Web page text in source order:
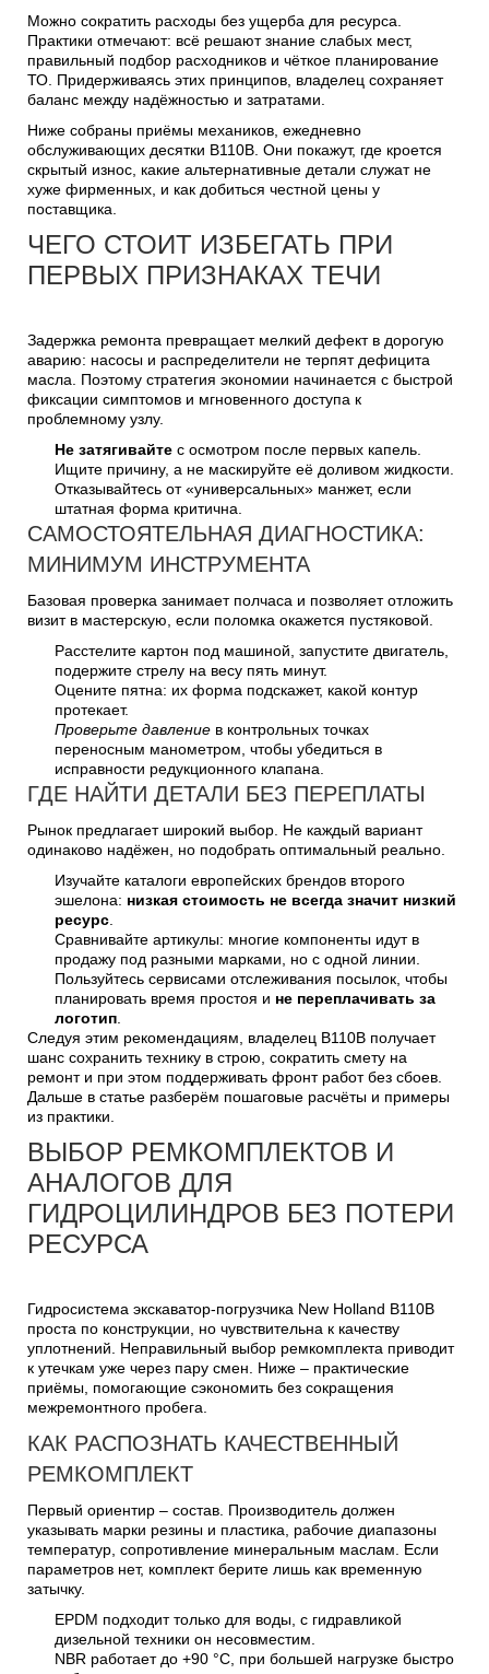
Можно сократить расходы без ущерба для ресурса.
Практики отмечают: всё решают знание слабых мест,
правильный подбор расходников и чёткое планирование
ТО. Придерживаясь этих принципов, владелец сохраняет
баланс между надёжностью и затратами.
Ниже собраны приёмы механиков, ежедневно
обслуживающих десятки B110B. Они покажут, где кроется
скрытый износ, какие альтернативные детали служат не
хуже фирменных, и как добиться честной цены у
поставщика.
ЧЕГО СТОИТ ИЗБЕГАТЬ ПРИ
ПЕРВЫХ ПРИЗНАКАХ ТЕЧИ
Задержка ремонта превращает мелкий дефект в дорогую
аварию: насосы и распределители не терпят дефицита
масла. Поэтому стратегия экономии начинается с быстрой
фиксации симптомов и мгновенного доступа к
проблемному узлу.
Не затягивайте с осмотром после первых капель.
Ищите причину, а не маскируйте её доливом жидкости.
Отказывайтесь от «универсальных» манжет, если
штатная форма критична.
САМОСТОЯТЕЛЬНАЯ ДИАГНОСТИКА:
МИНИМУМ ИНСТРУМЕНТА
Базовая проверка занимает полчаса и позволяет отложить
визит в мастерскую, если поломка окажется пустяковой.
Расстелите картон под машиной, запустите двигатель,
подержите стрелу на весу пять минут.
Оцените пятна: их форма подскажет, какой контур
протекает.
Проверьте давление в контрольных точках
переносным манометром, чтобы убедиться в
исправности редукционного клапана.
ГДЕ НАЙТИ ДЕТАЛИ БЕЗ ПЕРЕПЛАТЫ
Рынок предлагает широкий выбор. Не каждый вариант
одинаково надёжен, но подобрать оптимальный реально.
Изучайте каталоги европейских брендов второго
эшелона: низкая стоимость не всегда значит низкий
ресурс
Сравнивайте артикулы: многие компоненты идут в
продажу под разными марками, но с одной линии.
Пользуйтесь сервисами отслеживания посылок, чтобы
планировать время простоя и не переплачивать за
логотип
Следуя этим рекомендациям, владелец B110B получает
шанс сохранить технику в строю, сократить смету на
ремонт и при этом поддерживать фронт работ без сбоев.
Дальше в статье разберём пошаговые расчёты и примеры
из практики.
ВЫБОР РЕМКОМПЛЕКТОВ И
АНАЛОГОВ ДЛЯ
ГИДРОЦИЛИНДРОВ БЕЗ ПОТЕРИ
РЕСУРСА
Гидросистема экскаватор-погрузчика New Holland B110B
проста по конструкции, но чувствительна к качеству
уплотнений. Неправильный выбор ремкомплекта приводит
к утечкам уже через пару смен. Ниже – практические
приёмы, помогающие сэкономить без сокращения
межремонтного пробега.
КАК РАСПОЗНАТЬ КАЧЕСТВЕННЫЙ
РЕМКОМПЛЕКТ
Первый ориентир – состав. Производитель должен
указывать марки резины и пластика, рабочие диапазоны
температур, сопротивление минеральным маслам. Если
параметров нет, комплект берите лишь как временную
затычку.
EPDM подходит только для воды, с гидравликой
дизельной техники он несовместим.
NBR работает до +90 °C, при большей нагрузке быстро